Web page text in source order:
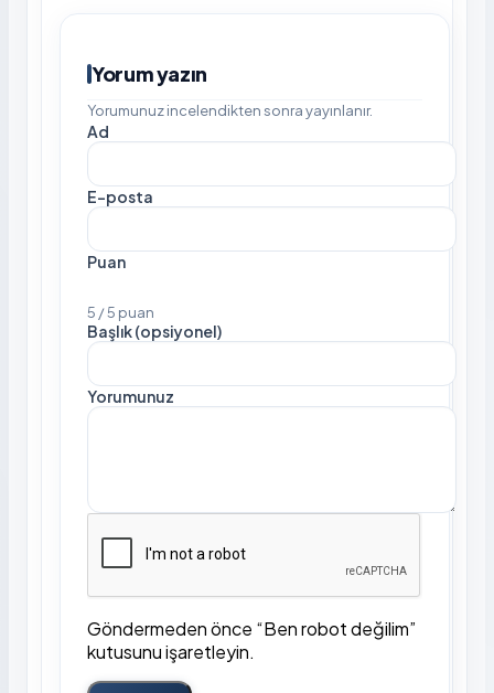
Yorum yazın
Yorumunuz incelendikten sonra yayınlanır.
Ad
E-posta
Puan
5 / 5 puan
Başlık (opsiyonel)
Yorumunuz
Göndermeden önce “Ben robot değilim”
kutusunu işaretleyin.